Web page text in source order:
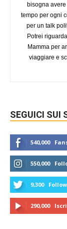
bisogna
tempo per ogni
per un talk
Potrei
Mamma per
viaggiare e
SEGUICI SUI
540,000
550,000
9,300
290,000